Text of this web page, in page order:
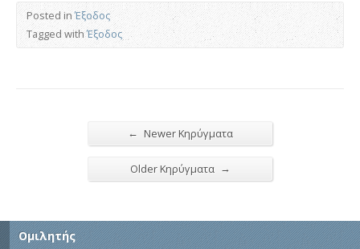
Posted inΈξοδος
Tagged withΈξοδος
← Newer Κηρύγματα
Older Κηρύγματα →
Ομιλητής